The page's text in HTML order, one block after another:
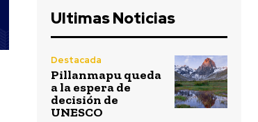
Ultimas Noticias
Destacada
Pillanmapu queda
a la espera de
decisión de
UNESCO